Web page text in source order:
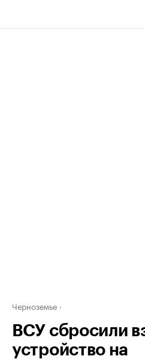
Черноземье
ВСУ сбросили
устройство на